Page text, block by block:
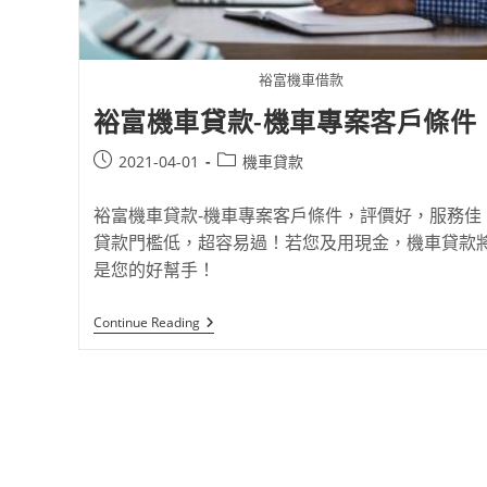
裕富機車借款
裕富機車貸款-機車專案客戶條件
2021-04-01 機車貸款
裕富機車貸款-機車專案客戶條件，評價好，服務佳
貸款門檻低，超容易過！若您及用現金，機車貸款
是您的好幫手！
Continue Reading